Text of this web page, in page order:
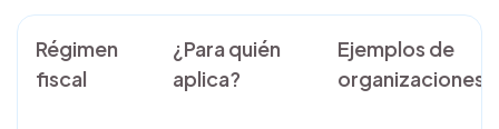
Régimen
fiscal
¿Para quién
aplica?
Ejemplos de
organizaciones